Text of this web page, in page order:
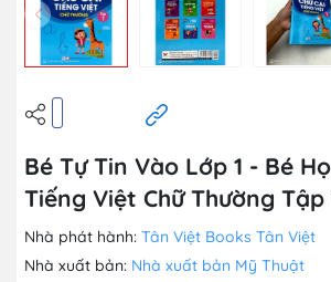
Bé Tự Tin Vào Lớp 1 - Bé
Tiếng Việt Chữ Thường Tập
Nhà phát hành: Tân Việt Books Tân Việt
Nhà xuất bản: Nhà xuất bản Mỹ Thuật